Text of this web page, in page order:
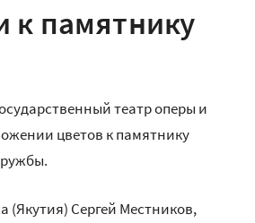
к памятнику
театр оперы и
цветов к памятнику
(Якутия) Сергей Местников,